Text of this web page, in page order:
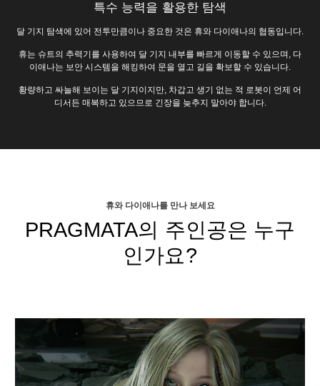
특수 능력을 활용한 탐색
달 기지 탐색에 있어 전투만큼이나 중요한 것은 휴와 다이애나의 협동입니다.
휴는 슈트의 추력기를 사용하여 달 기지 내부를 빠르게 이동할 수 있으며, 다
이애나는 보안 시스템을 해킹하여 문을 열고 길을 확보할 수 있습니다.
황량하고 싸늘해 보이는 달 기지이지만, 차갑고 생기 없는 적 로봇이 언제 어
디서든 매복하고 있으므로 긴장을 늦추지 말아야 합니다.
휴와 다이애나를 만나 보세요
PRAGMATA의 주인공은 누구
인가요?